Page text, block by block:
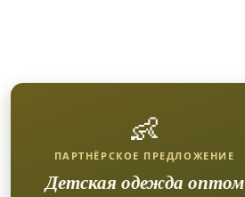
👶
ПАРТНЁРСКОЕ ПРЕДЛОЖЕНИЕ
Детская одежда оптом